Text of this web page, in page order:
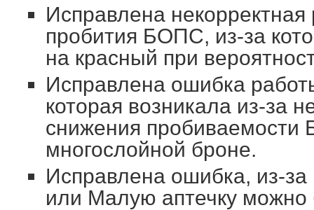
Исправлена некорректная
пробития БОПС, из-за
на красный при
Исправлена ошибка
которая возникала из-за
снижения пробиваемости
многослойной броне.
Исправлена ошибка, из-
или Малую аптечку можно